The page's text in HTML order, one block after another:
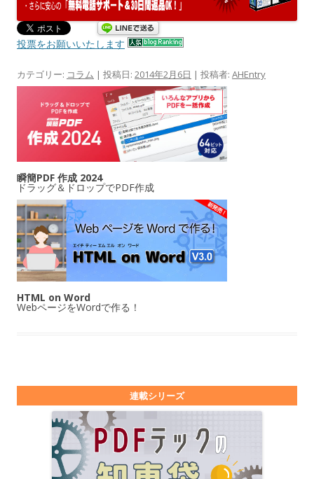
投票をお願いいたします
カテゴリー: コラム | 投稿日: 2014年2月6日 | 投稿者: AHEntry
瞬簡PDF 作成 2024
ドラッグ＆ドロップでPDF作成
HTML on Word
WebページをWordで作る！
連載シリーズ